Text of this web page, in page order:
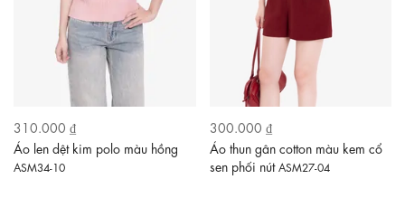
310.000 ₫
Áo len dệt kim polo màu hồng
ASM34-10
300.000 ₫
Áo thun gân cotton màu kem cổ
sen phối nút ASM27-04